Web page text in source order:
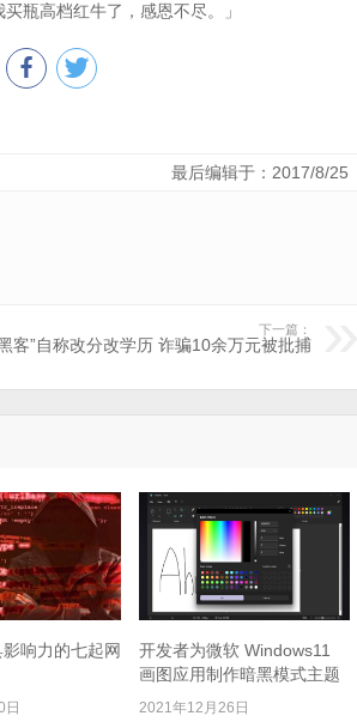
瓶高档红牛了，感恩不尽。」
最后编辑于：2017/8/25
下一篇：
客”自称改分改学历 诈骗10余万元被批捕
响力的七起网
日
开发者为微软 Windows11
画图应用制作暗黑模式主题
2021年12月26日